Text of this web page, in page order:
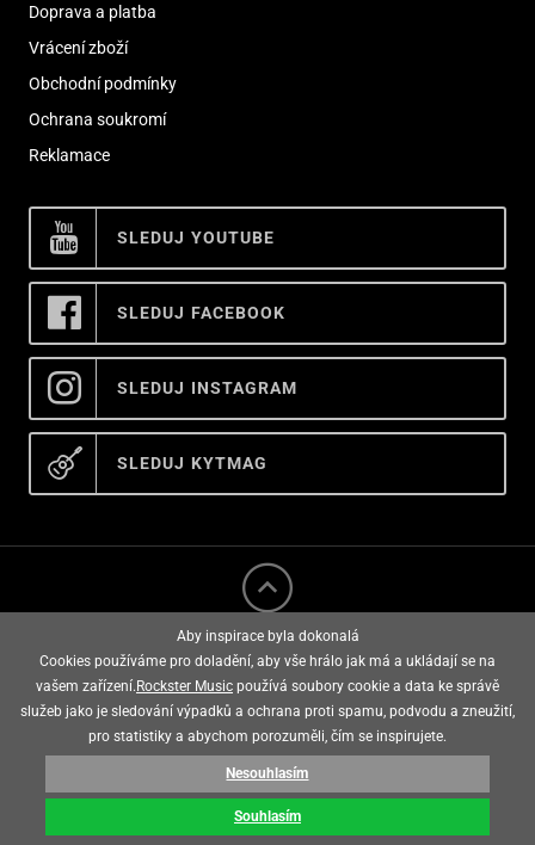
Doprava a platba
Vrácení zboží
Obchodní podmínky
Ochrana soukromí
Reklamace
SLEDUJ YOUTUBE
SLEDUJ FACEBOOK
SLEDUJ INSTAGRAM
SLEDUJ KYTMAG
rockster music © 2008 - 2026
E-shop vytvořila
Aby inspirace byla dokonalá
Cookies používáme pro doladění, aby vše hrálo jak má a ukládají se na
vašem zařízení. Rockster Music používá soubory cookie a data ke správě
služeb jako je sledování výpadků a ochrana proti spamu, podvodu a zneužití,
pro statistiky a abychom porozuměli, čím se inspirujete.
Nesouhlasím
Souhlasím